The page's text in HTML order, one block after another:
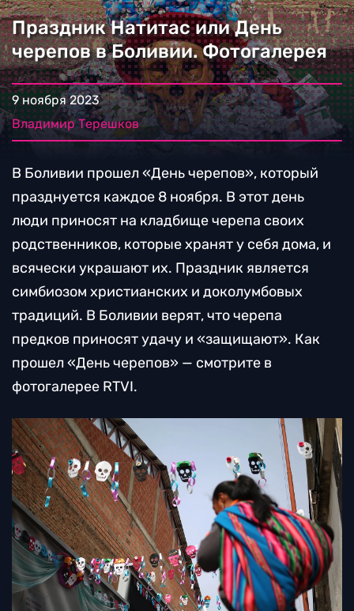
Праздник Натитас или День
черепов в Боливии. Фотогалерея
9 ноября 2023
Владимир Терешков
В Боливии прошел «День черепов», который
празднуется каждое 8 ноября. В этот день
люди приносят на кладбище черепа своих
родственников, которые хранят у себя дома, и
всячески украшают их. Праздник является
симбиозом христианских и доколумбовых
традиций. В Боливии верят, что черепа
предков приносят удачу и «защищают». Как
прошел «День черепов» — смотрите в
фотогалерее RTVI.